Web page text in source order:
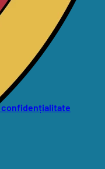
confidențialitate